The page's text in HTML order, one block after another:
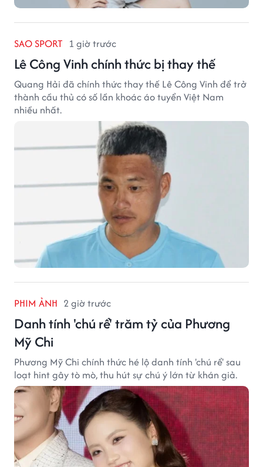
SAO SPORT 1 giờ trước
Lê Công Vinh chính thức bị thay thế
Quang Hải đã chính thức thay thế Lê Công Vinh để trở
thành cầu thủ có số lần khoác áo tuyển Việt Nam
nhiều nhất.
PHIM ẢNH 2 giờ trước
Danh tính 'chú rể' trăm tỷ của Phương
Mỹ Chi
Phương Mỹ Chi chính thức hé lộ danh tính 'chú rể' sau
loạt hint gây tò mò, thu hút sự chú ý lớn từ khán giả.